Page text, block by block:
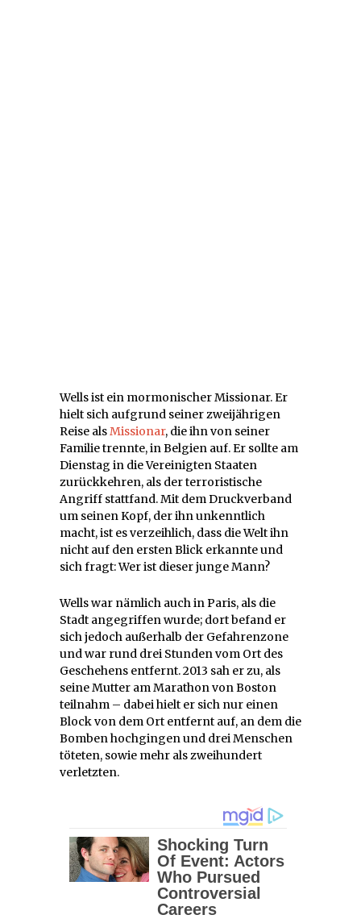
Wells ist ein mormonischer Missionar. Er
hielt sich aufgrund seiner zweijährigen
Reise alsMissionar, die ihn von seiner
Familie trennte, in Belgien auf. Er sollte am
Dienstag in die Vereinigten Staaten
zurückkehren, als der terroristische
Angriff stattfand. Mit dem Druckverband
um seinen Kopf, der ihn unkenntlich
macht, ist es verzeihlich, dass die Welt ihn
nicht auf den ersten Blick erkannte und
sich fragt: Wer ist dieser junge Mann?
Wells war nämlich auch in Paris, als die
Stadt angegriffen wurde; dort befand er
sich jedoch außerhalb der Gefahrenzone
und war rund drei Stunden vom Ort des
Geschehens entfernt. 2013 sah er zu, als
seine Mutter am Marathon von Boston
teilnahm – dabei hielt er sich nur einen
Block von dem Ort entfernt auf, an dem die
Bomben hochgingen und drei Menschen
töteten, sowie mehr als zweihundert
verletzten.